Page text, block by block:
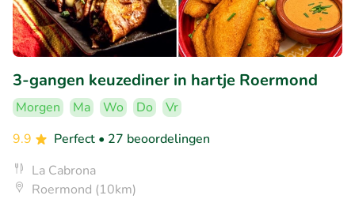
3-gangen keuzediner in hartje Roermond
Morgen Ma Wo Do
Vr
9.9
Perfect • 27 beoordelingen
La Cabrona
Roermond (10km)